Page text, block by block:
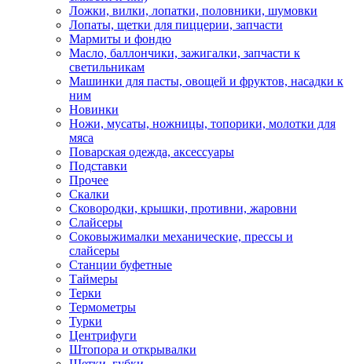
Ложки, вилки, лопатки, половники, шумовки
Лопаты, щетки для пиццерии, запчасти
Мармиты и фондю
Масло, баллончики, зажигалки, запчасти к
светильникам
Машинки для пасты, овощей и фруктов, насадки к
ним
Новинки
Ножи, мусаты, ножницы, топорики, молотки для
мяса
Поварская одежда, аксессуары
Подставки
Прочее
Скалки
Сковородки, крышки, противни, жаровни
Слайсеры
Соковыжималки механические, прессы и
слайсеры
Станции буфетные
Таймеры
Терки
Термометры
Турки
Центрифуги
Штопора и открывалки